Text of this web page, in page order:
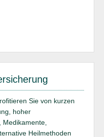
Sie von kurzen
hoher
Heilmethoden